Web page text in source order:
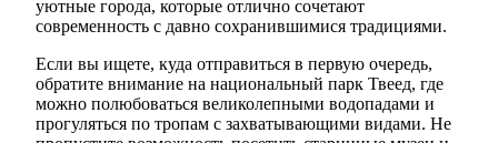
уютные города, которые отлично сочетают
современность с давно сохранившимися традициями.
Если вы ищете, куда отправиться в первую очередь,
обратите внимание на национальный парк Твеед, где
можно полюбоваться великолепными водопадами и
прогуляться по тропам с захватывающими видами. Не